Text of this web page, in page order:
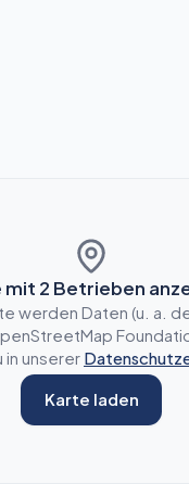
mit 2 Betrieben
werden Daten (u. a.
in unserer
Karte laden